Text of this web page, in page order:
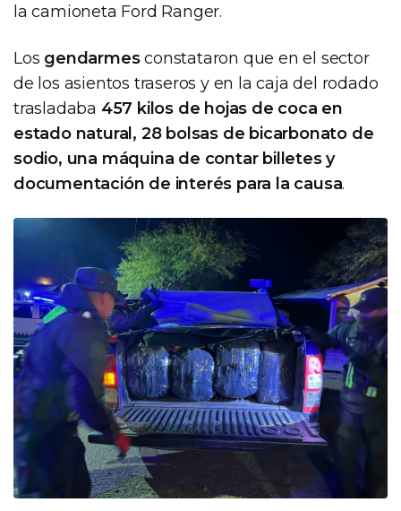
la camioneta Ford Ranger.
Los gendarmesconstataron que en el sector
de los asientos traseros y en la caja del rodado
trasladaba 457 kilos de hojas de coca en
estado natural, 28 bolsas de bicarbonato de
sodio, una máquina de contar billetes y
documentación de interés para la causa.